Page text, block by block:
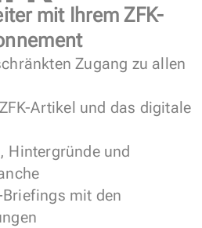
mit Ihrem ZFK-
Zugang zu allen
Artikel und das digitale
Hintergründe und
mit den